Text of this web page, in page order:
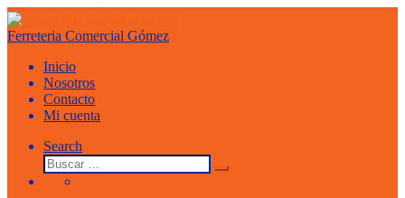
Saltar
al
contenido
Ferreteria Comercial Gómez
Inicio
Nosotros
Contacto
Mi cuenta
Search
Buscar
Buscar